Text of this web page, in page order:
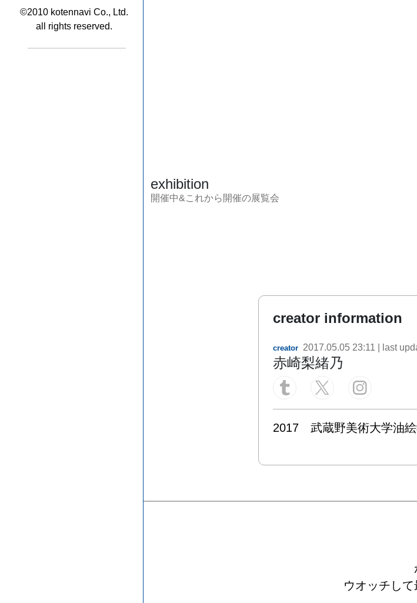
©2010 kotennavi Co., Ltd.
all rights reserved.
exhibition
開催中&これから開催の展覧会
creator information
creator 2017.05.05 23:11 | last
赤崎梨緒乃
2017　武蔵野美術大学油
ウオッチし